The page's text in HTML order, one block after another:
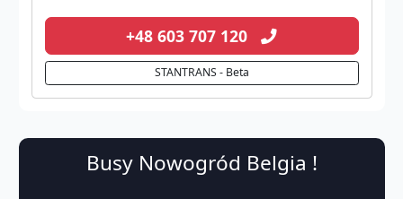
+48 603 707 120
STANTRANS - Beta
Busy Nowogród Belgia !